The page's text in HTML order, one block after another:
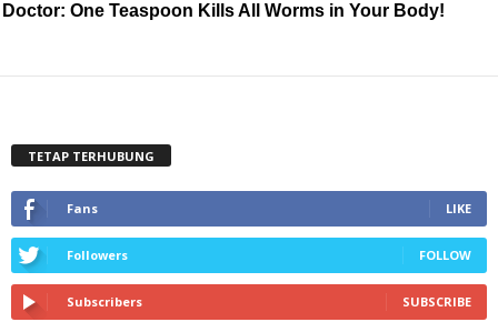
Doctor: One Teaspoon Kills All Worms in Your Body!
TETAP TERHUBUNG
Fans LIKE
Followers FOLLOW
Subscribers SUBSCRIBE